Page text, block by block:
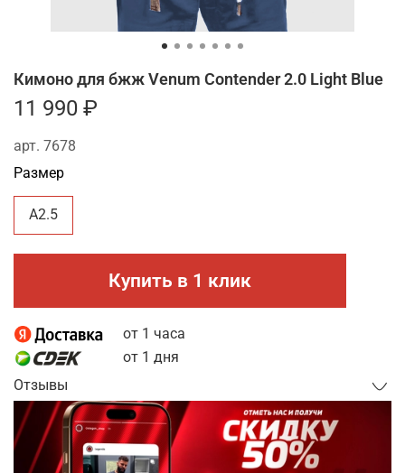
арт. 7678
Кимоно для бжж Venum Contender 2.0 Light Blue
11 990 ₽
Купить в 1 клик
от 1 часа
от 1 дня
Размер
A2.5
Отзывы